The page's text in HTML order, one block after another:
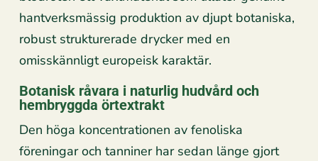
hantverksmässig produktion av djupt botaniska,
robust strukturerade drycker med en
omisskännligt europeisk karaktär.
Botanisk råvara i naturlig hudvård och
hembryggda örtextrakt
Den höga koncentrationen av fenoliska
föreningar och tanniner har sedan länge gjort